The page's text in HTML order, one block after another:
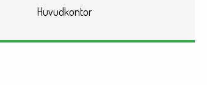
Huvudkontor